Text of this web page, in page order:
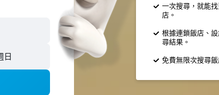
日
一次搜尋，就能
店。
根據連鎖飯店、
尋結果。
免費無限次搜尋飯